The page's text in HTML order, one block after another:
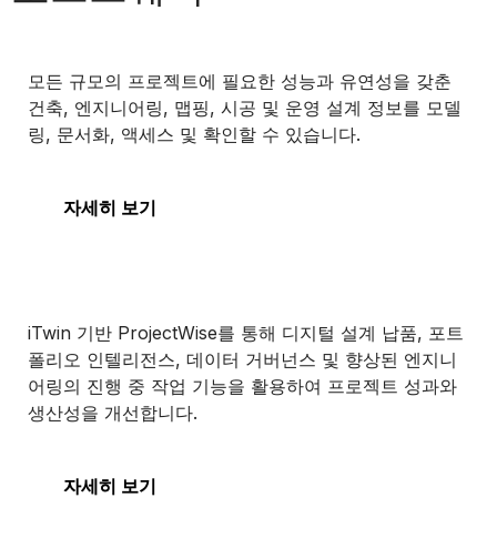
모든 규모의 프로젝트에 필요한 성능과 유연성을 갖춘
건축, 엔지니어링, 맵핑, 시공 및 운영 설계 정보를 모델
링, 문서화, 액세스 및 확인할 수 있습니다.
자세히 보기
ProjectWise
iTwin 기반 ProjectWise를 통해 디지털 설계 납품, 포트
폴리오 인텔리전스, 데이터 거버넌스 및 향상된 엔지니
어링의 진행 중 작업 기능을 활용하여 프로젝트 성과와
생산성을 개선합니다.
자세히 보기